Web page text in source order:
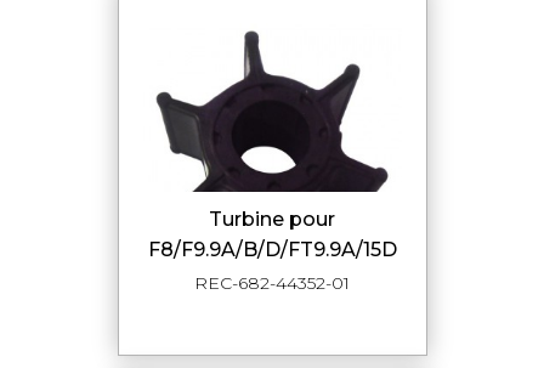
turbine pour
F8/F9.9A/B/D/FT9.9A/15D
REC-682-44352-01